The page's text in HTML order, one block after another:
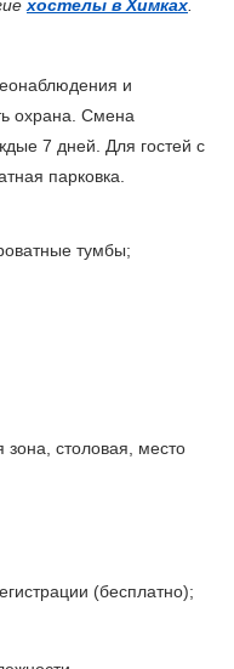
хостелы в Химках.
и
охрана. Смена
7 дней. Для гостей с
парковка.
тумбы;
столовая, место
(бесплатно);